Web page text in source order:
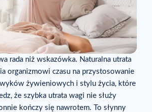
rada niż wskazówka. Naturalna utrata
organizmowi czasu na przystosowanie
żywieniowych i stylu życia, które
że szybka utrata wagi nie służy
kończy się nawrotem. To słynny